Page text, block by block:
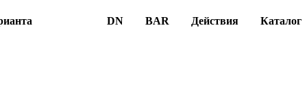
DN BAR Действия Каталог